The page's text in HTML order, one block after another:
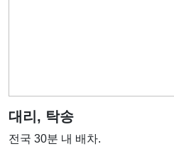
대리, 탁송
전국 30분 내 배차.